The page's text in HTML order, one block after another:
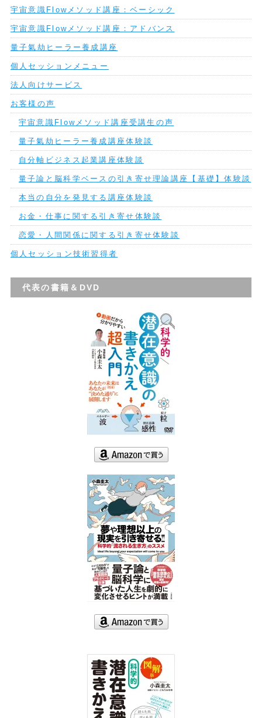
宇宙意識Flowメソッド講座：ベーシック
宇宙意識Flowメソッド講座：アドバンス
量子氣劫ヒーラー養成講座
個人セッションメニュー
法人向けサービス
お客様の声
宇宙意識Flowメソッド講座受講生の声
量子氣劫ヒーラー養成講座体験談
自分軸ビジネス起業講座体験談
量子論と脳科学ベースの引き寄せ理論講座【基礎】体験談
本当の自分を発見する講座体験談
お金・仕事に関する引き寄せ体験談
恋愛・人間関係に関する引き寄せ体験談
個人セッション技術習得者
代表の書籍＆DVD